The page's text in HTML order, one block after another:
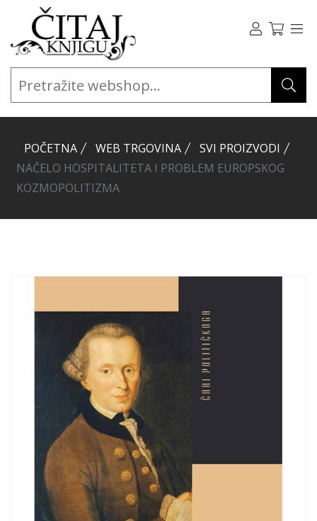
POČETNA WEB TRGOVINA
SVI PROIZVODI
NAČELO HOSPITALITETA I PROBLEM EUROPSKOG
KOZMOPOLITIZMA